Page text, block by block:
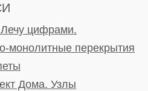
цифрами.
монолитные перекрытия
Дома. Узлы